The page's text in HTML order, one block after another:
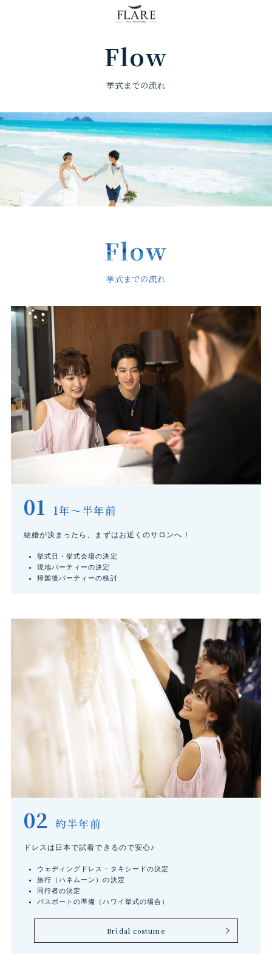
Flow
挙式までの流れ
Flow
挙式までの流れ
01 1年～半年前
結婚が決まったら、まずはお近くのサロンへ！
挙式日・挙式会場の決定
現地パーティーの決定
帰国後パーティーの検討
02 約半年前
ドレスは日本で試着できるので安心♪
ウェディングドレス・タキシードの決定
旅行（ハネムーン）の決定
同行者の決定
パスポートの準備（ハワイ挙式の場合）
Bridal costume